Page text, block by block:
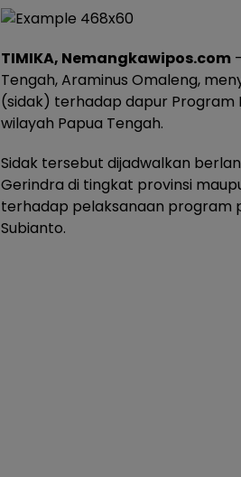
TIMIKA, Nemangkawipos.com
Tengah, Araminus Omaleng,
(sidak) terhadap dapur Program
wilayah Papua Tengah.
Sidak tersebut dijadwalkan
Gerindra di tingkat provinsi
terhadap pelaksanaan program
Subianto.